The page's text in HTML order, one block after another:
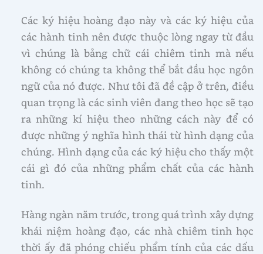
Các ký hiệu hoàng đạo này và các ký hiệu của
các hành tinh nên được thuộc lòng ngay từ đầu
vì chúng là bảng chữ cái chiêm tinh mà nếu
không có chúng ta không thể bắt đầu học ngôn
ngữ của nó được. Như tôi đã đề cập ở trên, điều
quan trọng là các sinh viên đang theo học sẽ tạo
ra những kí hiệu theo những cách này để có
được những ý nghĩa hình thái từ hình dạng của
chúng. Hình dạng của các ký hiệu cho thấy một
cái gì đó của những phẩm chất của các hành
tinh.
Hàng ngàn năm trước, trong quá trình xây dựng
khái niệm hoàng đạo, các nhà chiêm tinh học
thời ấy đã phóng chiếu phẩm tính của các dấu